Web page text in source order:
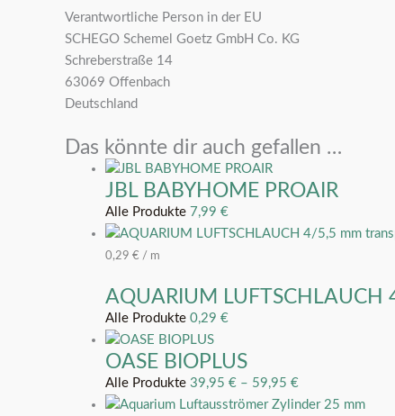
Verantwortliche Person in der EU
SCHEGO Schemel Goetz GmbH Co. KG
Schreberstraße 14
63069 Offenbach
Deutschland
Das könnte dir auch gefallen …
JBL BABYHOME PROAIR
Alle Produkte 7,99 €
0,29 € / m
AQUARIUM
Alle Produkte 0,29 €
OASE BIOPLUS
Alle Produkte 39,95 € – 59,95 €